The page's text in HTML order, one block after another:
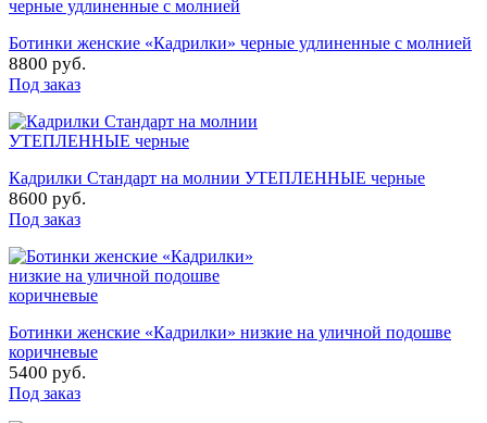
Ботинки женские «Кадрилки» черные удлиненные с молнией
8800 руб.
Под заказ
Кадрилки Стандарт на молнии УТЕПЛЕННЫЕ черные
8600 руб.
Под заказ
Ботинки женские «Кадрилки» низкие на уличной подошве
коричневые
5400 руб.
Под заказ